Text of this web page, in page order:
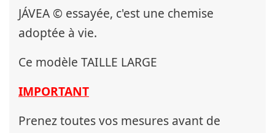
JÁVEA © essayée, c'est une chemise
adoptée à vie.
Ce modèle TAILLE LARGE
IMPORTANT
Prenez toutes vos mesures avant de